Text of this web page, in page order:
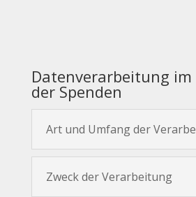
Datenverarbeitung im
der Spenden
Art und Umfang der
Zweck der Verarbeitung